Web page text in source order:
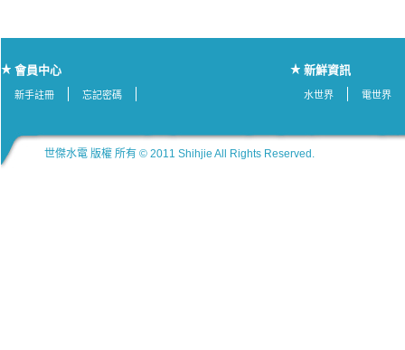
會員中心
新手註冊 忘記密碼
新鮮資訊
水世界 電世界
世傑水電 版權 所有 © 2011 Shihjie All Rights Reserved.